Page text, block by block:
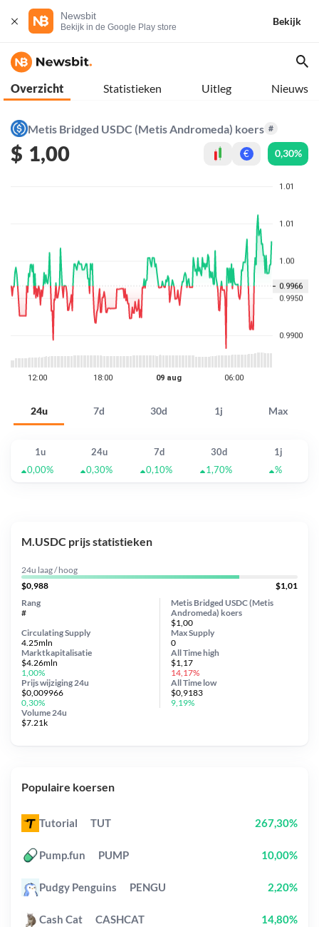
Newsbit
Bekijk in de Google Play store
Bekijk
Overzicht Statistieken Uitleg Nieuws
Metis Bridged USDC (Metis Andromeda) koers #
$ 1,00 € 0,30%
24u 7d 30d 1j Max
1u 24u 7d 30d
1j
0,00%
0,30% 0,10% 1,70% %
M.USDC prijs statistieken
24u laag / hoog
$0,988
$1,01
Metis Bridged USDC (Metis
Andromeda) koers
$1,00
Circulating Supply
4.25mln
Prijs wijziging 24u
$0,009966
0,30%
Max Supply
0
Marktkapitalisatie
$4.26mln
1,00%
Volume 24u
$7.21k
Rang
#
All Timehigh
$1,17
14,17%
All Time low
$0,9183
9,19%
Populaire koersen
Tutorial TUT 267,30%
Pump.fun PUMP 10,00%
Pudgy Penguins PENGU 2,20%
Cash Cat CASHCAT 14,80%